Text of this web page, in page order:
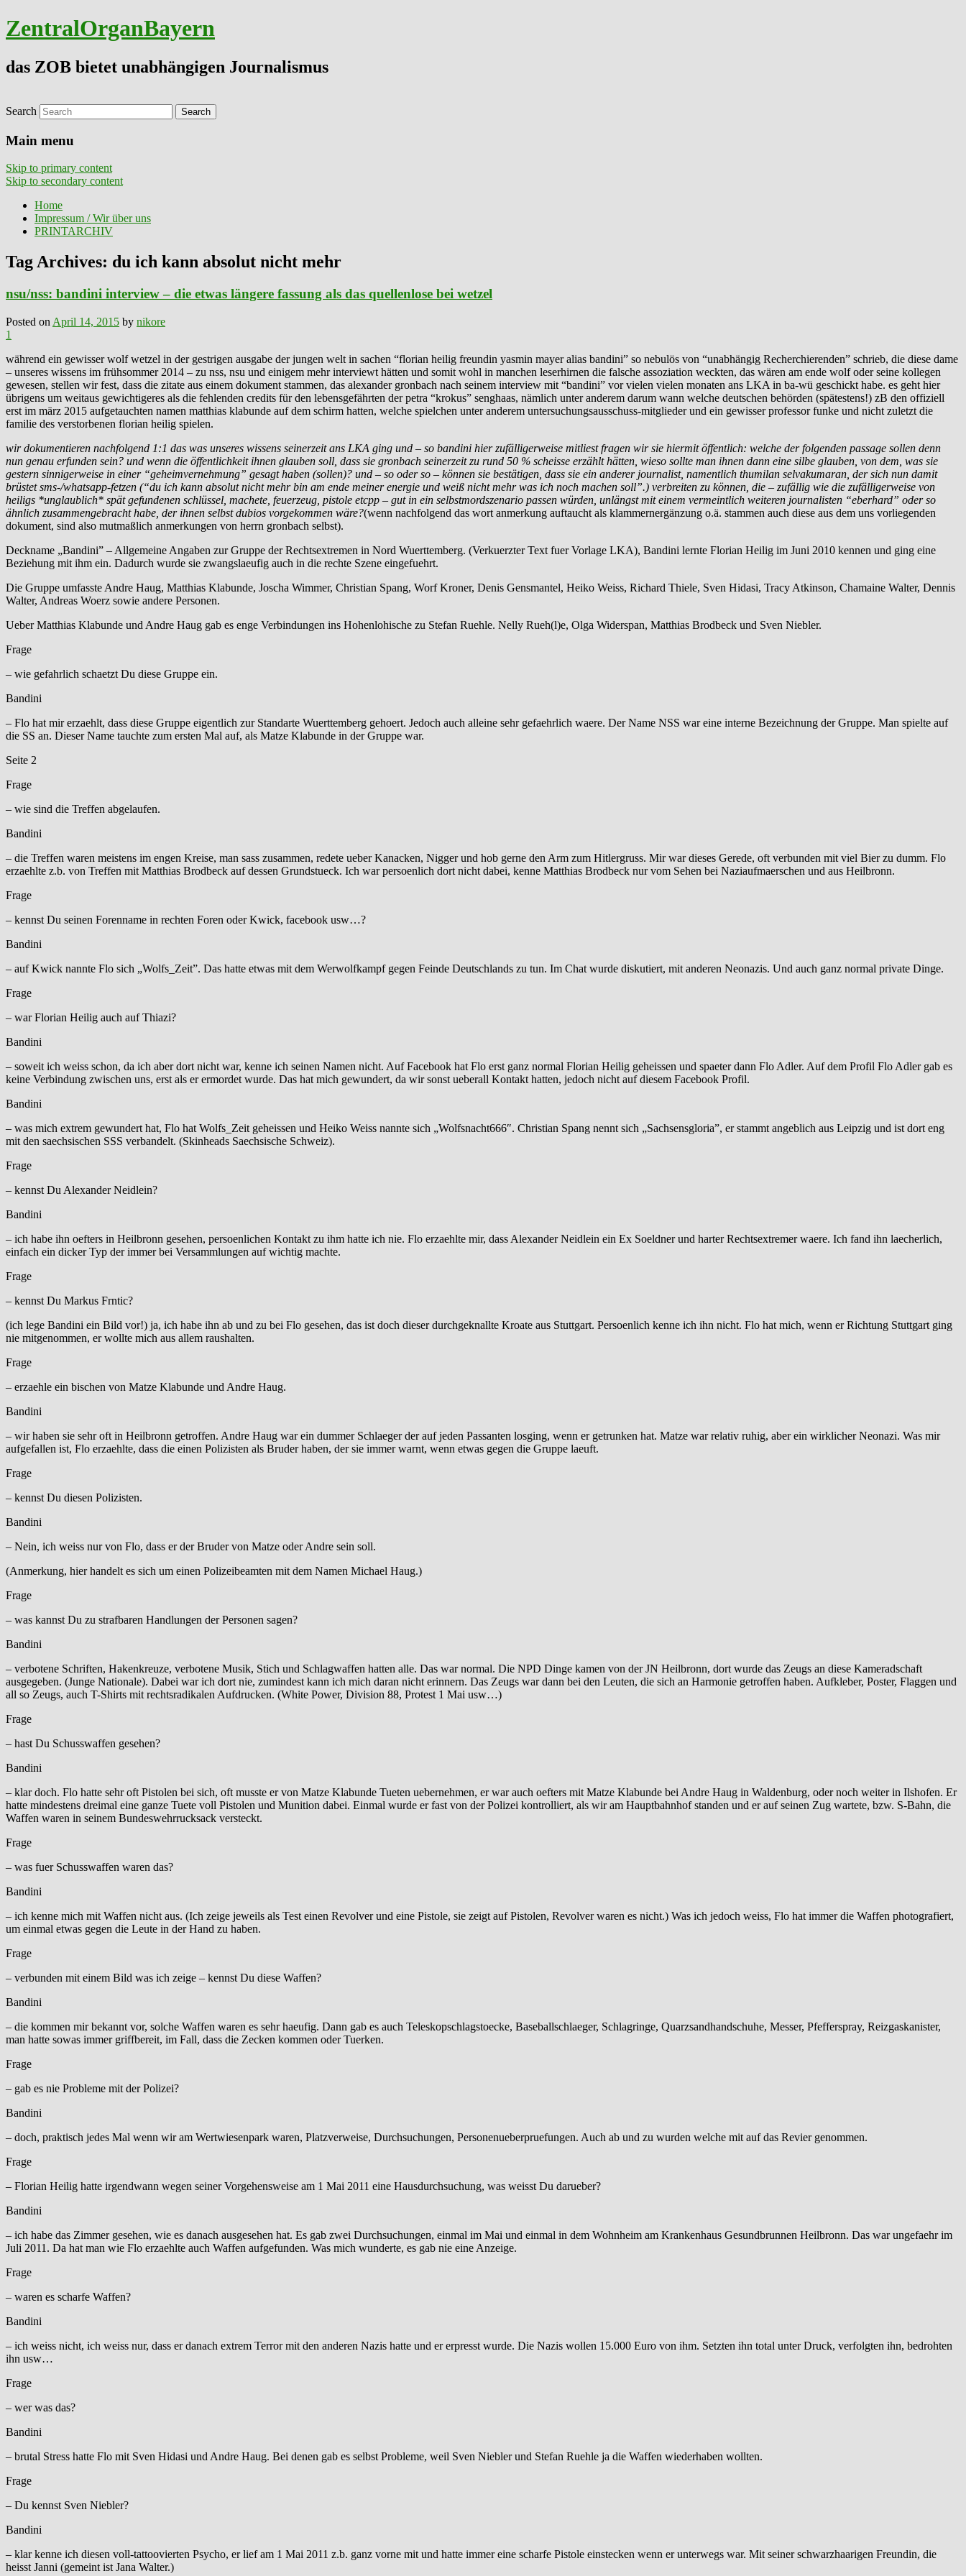
ZentralOrganBayern
das ZOB bietet unabhängigen Journalismus
Search
Main menu
Skip to primary content
Skip to secondary content
Home
Impressum / Wir über uns
PRINTARCHIV
Tag Archives: du ich kann absolut nicht mehr
nsu/nss: bandini interview – die etwas längere fassung als das quellenlose bei wetzel
Posted on April 14, 2015 by nikore
1
während ein gewisser wolf wetzel in der gestrigen ausgabe der jungen welt in sachen “florian heilig freundin yasmin mayer alias bandini” so nebulös von “unabhängig Recherchierenden” schrieb, die diese dame
– unseres wissens im frühsommer 2014 – zu nss, nsu und einigem mehr interviewt hätten und somit wohl in manchen leserhirnen die falsche assoziation weckten, das wären am ende wolf oder seine kollegen
gewesen, stellen wir fest, dass die zitate aus einem dokument stammen, das alexander gronbach nach seinem interview mit “bandini” vor vielen vielen monaten ans LKA in ba-wü geschickt habe. es geht hier
übrigens um weitaus gewichtigeres als die fehlenden credits für den lebensgefährten der petra “krokus” senghaas, nämlich unter anderem darum wann welche deutschen behörden (spätestens!) zB den offiziell
erst im märz 2015 aufgetauchten namen matthias klabunde auf dem schirm hatten, welche spielchen unter anderem untersuchungsausschuss-mitglieder und ein gewisser professor funke und nicht zuletzt die
familie des verstorbenen florian heilig spielen.
wir dokumentieren nachfolgend 1:1 das was unseres wissens seinerzeit ans LKA ging und – so bandini hier zufälligerweise mitliest fragen wir sie hiermit öffentlich: welche der folgenden passage sollen denn
nun genau erfunden sein? und wenn die öffentlichkeit ihnen glauben soll, dass sie gronbach seinerzeit zu rund 50 % scheisse erzählt hätten, wieso sollte man ihnen dann eine silbe glauben, von dem, was sie
gestern sinnigerweise in einer “geheimvernehmung” gesagt haben (sollen)? und – so oder so – können sie bestätigen, dass sie ein anderer journalist, namentlich thumilan selvakumaran, der sich nun damit
brüstet sms-/whatsapp-fetzen (“du ich kann absolut nicht mehr bin am ende meiner energie und weiß nicht mehr was ich noch machen soll”.) verbreiten zu können, die – zufällig wie die zufälligerweise von
heiligs *unglaublich* spät gefundenen schlüssel, machete, feuerzeug, pistole etcpp – gut in ein selbstmordszenario passen würden, unlängst mit einem vermeintlich weiteren journalisten “eberhard” oder so
ähnlich zusammengebracht habe, der ihnen selbst dubios vorgekommen wäre?(wenn nachfolgend das wort anmerkung auftaucht als klammernergänzung o.ä. stammen auch diese aus dem uns vorliegenden
dokument, sind also mutmaßlich anmerkungen von herrn gronbach selbst).
Deckname „Bandini” – Allgemeine Angaben zur Gruppe der Rechtsextremen in Nord Wuerttemberg. (Verkuerzter Text fuer Vorlage LKA), Bandini lernte Florian Heilig im Juni 2010 kennen und ging eine
Beziehung mit ihm ein. Dadurch wurde sie zwangslaeufig auch in die rechte Szene eingefuehrt.
Die Gruppe umfasste Andre Haug, Matthias Klabunde, Joscha Wimmer, Christian Spang, Worf Kroner, Denis Gensmantel, Heiko Weiss, Richard Thiele, Sven Hidasi, Tracy Atkinson, Chamaine Walter, Dennis
Walter, Andreas Woerz sowie andere Personen.
Ueber Matthias Klabunde und Andre Haug gab es enge Verbindungen ins Hohenlohische zu Stefan Ruehle. Nelly Rueh(l)e, Olga Widerspan, Matthias Brodbeck und Sven Niebler.
Frage
– wie gefahrlich schaetzt Du diese Gruppe ein.
Bandini
– Flo hat mir erzaehlt, dass diese Gruppe eigentlich zur Standarte Wuerttemberg gehoert. Jedoch auch alleine sehr gefaehrlich waere. Der Name NSS war eine interne Bezeichnung der Gruppe. Man spielte auf
die SS an. Dieser Name tauchte zum ersten Mal auf, als Matze Klabunde in der Gruppe war.
Seite 2
Frage
– wie sind die Treffen abgelaufen.
Bandini
– die Treffen waren meistens im engen Kreise, man sass zusammen, redete ueber Kanacken, Nigger und hob gerne den Arm zum Hitlergruss. Mir war dieses Gerede, oft verbunden mit viel Bier zu dumm. Flo
erzaehlte z.b. von Treffen mit Matthias Brodbeck auf dessen Grundstueck. Ich war persoenlich dort nicht dabei, kenne Matthias Brodbeck nur vom Sehen bei Naziaufmaerschen und aus Heilbronn.
Frage
– kennst Du seinen Forenname in rechten Foren oder Kwick, facebook usw…?
Bandini
– auf Kwick nannte Flo sich „Wolfs_Zeit”. Das hatte etwas mit dem Werwolfkampf gegen Feinde Deutschlands zu tun. Im Chat wurde diskutiert, mit anderen Neonazis. Und auch ganz normal private Dinge.
Frage
– war Florian Heilig auch auf Thiazi?
Bandini
– soweit ich weiss schon, da ich aber dort nicht war, kenne ich seinen Namen nicht. Auf Facebook hat Flo erst ganz normal Florian Heilig geheissen und spaeter dann Flo Adler. Auf dem Profil Flo Adler gab es
keine Verbindung zwischen uns, erst als er ermordet wurde. Das hat mich gewundert, da wir sonst ueberall Kontakt hatten, jedoch nicht auf diesem Facebook Profil.
Bandini
– was mich extrem gewundert hat, Flo hat Wolfs_Zeit geheissen und Heiko Weiss nannte sich „Wolfsnacht666″. Christian Spang nennt sich „Sachsensgloria”, er stammt angeblich aus Leipzig und ist dort eng
mit den saechsischen SSS verbandelt. (Skinheads Saechsische Schweiz).
Frage
– kennst Du Alexander Neidlein?
Bandini
– ich habe ihn oefters in Heilbronn gesehen, persoenlichen Kontakt zu ihm hatte ich nie. Flo erzaehlte mir, dass Alexander Neidlein ein Ex Soeldner und harter Rechtsextremer waere. Ich fand ihn laecherlich,
einfach ein dicker Typ der immer bei Versammlungen auf wichtig machte.
Frage
– kennst Du Markus Frntic?
(ich lege Bandini ein Bild vor!) ja, ich habe ihn ab und zu bei Flo gesehen, das ist doch dieser durchgeknallte Kroate aus Stuttgart. Persoenlich kenne ich ihn nicht. Flo hat mich, wenn er Richtung Stuttgart ging
nie mitgenommen, er wollte mich aus allem raushalten.
Frage
– erzaehle ein bischen von Matze Klabunde und Andre Haug.
Bandini
– wir haben sie sehr oft in Heilbronn getroffen. Andre Haug war ein dummer Schlaeger der auf jeden Passanten losging, wenn er getrunken hat. Matze war relativ ruhig, aber ein wirklicher Neonazi. Was mir
aufgefallen ist, Flo erzaehlte, dass die einen Polizisten als Bruder haben, der sie immer warnt, wenn etwas gegen die Gruppe laeuft.
Frage
– kennst Du diesen Polizisten.
Bandini
– Nein, ich weiss nur von Flo, dass er der Bruder von Matze oder Andre sein soll.
(Anmerkung, hier handelt es sich um einen Polizeibeamten mit dem Namen Michael Haug.)
Frage
– was kannst Du zu strafbaren Handlungen der Personen sagen?
Bandini
– verbotene Schriften, Hakenkreuze, verbotene Musik, Stich und Schlagwaffen hatten alle. Das war normal. Die NPD Dinge kamen von der JN Heilbronn, dort wurde das Zeugs an diese Kameradschaft
ausgegeben. (Junge Nationale). Dabei war ich dort nie, zumindest kann ich mich daran nicht erinnern. Das Zeugs war dann bei den Leuten, die sich an Harmonie getroffen haben. Aufkleber, Poster, Flaggen und
all so Zeugs, auch T-Shirts mit rechtsradikalen Aufdrucken. (White Power, Division 88, Protest 1 Mai usw…)
Frage
– hast Du Schusswaffen gesehen?
Bandini
– klar doch. Flo hatte sehr oft Pistolen bei sich, oft musste er von Matze Klabunde Tueten uebernehmen, er war auch oefters mit Matze Klabunde bei Andre Haug in Waldenburg, oder noch weiter in Ilshofen. Er
hatte mindestens dreimal eine ganze Tuete voll Pistolen und Munition dabei. Einmal wurde er fast von der Polizei kontrolliert, als wir am Hauptbahnhof standen und er auf seinen Zug wartete, bzw. S-Bahn, die
Waffen waren in seinem Bundeswehrrucksack versteckt.
Frage
– was fuer Schusswaffen waren das?
Bandini
– ich kenne mich mit Waffen nicht aus. (Ich zeige jeweils als Test einen Revolver und eine Pistole, sie zeigt auf Pistolen, Revolver waren es nicht.) Was ich jedoch weiss, Flo hat immer die Waffen photografiert,
um einmal etwas gegen die Leute in der Hand zu haben.
Frage
– verbunden mit einem Bild was ich zeige – kennst Du diese Waffen?
Bandini
– die kommen mir bekannt vor, solche Waffen waren es sehr haeufig. Dann gab es auch Teleskopschlagstoecke, Baseballschlaeger, Schlagringe, Quarzsandhandschuhe, Messer, Pfefferspray, Reizgaskanister,
man hatte sowas immer griffbereit, im Fall, dass die Zecken kommen oder Tuerken.
Frage
– gab es nie Probleme mit der Polizei?
Bandini
– doch, praktisch jedes Mal wenn wir am Wertwiesenpark waren, Platzverweise, Durchsuchungen, Personenueberpruefungen. Auch ab und zu wurden welche mit auf das Revier genommen.
Frage
– Florian Heilig hatte irgendwann wegen seiner Vorgehensweise am 1 Mai 2011 eine Hausdurchsuchung, was weisst Du darueber?
Bandini
– ich habe das Zimmer gesehen, wie es danach ausgesehen hat. Es gab zwei Durchsuchungen, einmal im Mai und einmal in dem Wohnheim am Krankenhaus Gesundbrunnen Heilbronn. Das war ungefaehr im
Juli 2011. Da hat man wie Flo erzaehlte auch Waffen aufgefunden. Was mich wunderte, es gab nie eine Anzeige.
Frage
– waren es scharfe Waffen?
Bandini
– ich weiss nicht, ich weiss nur, dass er danach extrem Terror mit den anderen Nazis hatte und er erpresst wurde. Die Nazis wollen 15.000 Euro von ihm. Setzten ihn total unter Druck, verfolgten ihn, bedrohten
ihn usw…
Frage
– wer was das?
Bandini
– brutal Stress hatte Flo mit Sven Hidasi und Andre Haug. Bei denen gab es selbst Probleme, weil Sven Niebler und Stefan Ruehle ja die Waffen wiederhaben wollten.
Frage
– Du kennst Sven Niebler?
Bandini
– klar kenne ich diesen voll-tattoovierten Psycho, er lief am 1 Mai 2011 z.b. ganz vorne mit und hatte immer eine scharfe Pistole einstecken wenn er unterwegs war. Mit seiner schwarzhaarigen Freundin, die
heisst Janni (gemeint ist Jana Walter.)